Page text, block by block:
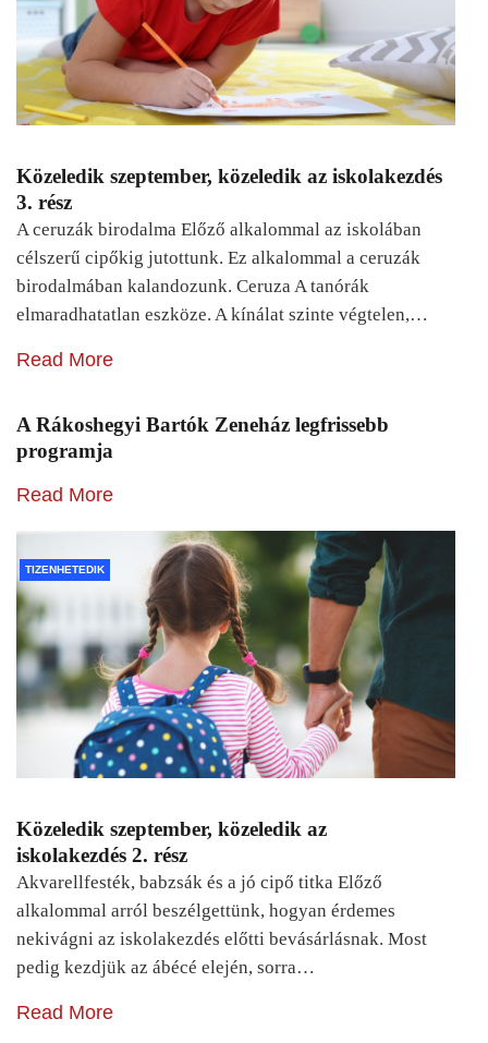
Közeledik szeptember, közeledik az iskolakezdés
3. rész
A ceruzák birodalma Előző alkalommal az iskolában
célszerű cipőkig jutottunk. Ez alkalommal a ceruzák
birodalmában kalandozunk. Ceruza A tanórák
elmaradhatatlan eszköze. A kínálat szinte végtelen,…
Read More
A Rákoshegyi Bartók Zeneház legfrissebb
programja
Read More
TIZENHETEDIK
Közeledik szeptember, közeledik az
iskolakezdés 2. rész
Akvarellfesték, babzsák és a jó cipő titka Előző
alkalommal arról beszélgettünk, hogyan érdemes
nekivágni az iskolakezdés előtti bevásárlásnak. Most
pedig kezdjük az ábécé elején, sorra…
Read More